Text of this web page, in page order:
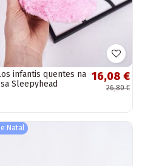
infantis quentes na
Sleepyhead
16,08 €
26,80 €
Natal